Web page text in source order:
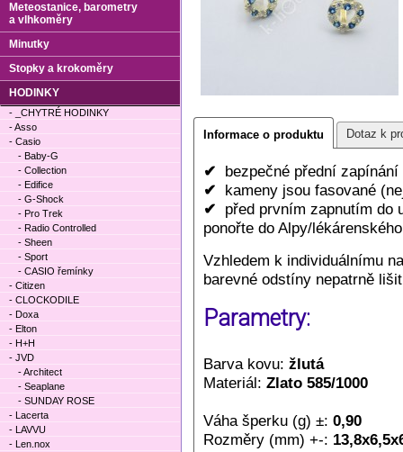
Informace o produktu Dotaz k
✔ bezpečné přední zapínání
✔ kameny jsou fasované
✔ před prvním zapnutím do
ponořte do Alpy/
Vzhledem k individuálnímu
barevné odstíny nepatrně
Parametry:
Barva kovu: žlutá
Materiál: Zlato 585/1000
Váha šperku (g) ±: 0,90
Rozměry (mm) +-:
Meteostanice, barometry
a vlhkoměry
Minutky
Stopky a krokoměry
HODINKY
- _CHYTRÉ HODINKY
- Asso
- Casio
- Baby-G
- Collection
- Edifice
- G-Shock
- Pro Trek
- Radio Controlled
- Sheen
- Sport
- CASIO řemínky
- Citizen
- CLOCKODILE
- Doxa
- Elton
- H+H
- JVD
- Architect
- Seaplane
- SUNDAY ROSE
- Lacerta
- LAVVU
- Len.nox